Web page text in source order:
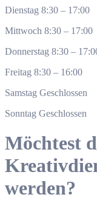
Dienstag 8:30 – 17:00
Mittwoch 8:30 – 17:00
Donnerstag 8:30 –
Freitag 8:30 – 16:00
Samstag Geschlossen
Sonntag Geschlossen
Möchtest
werden?